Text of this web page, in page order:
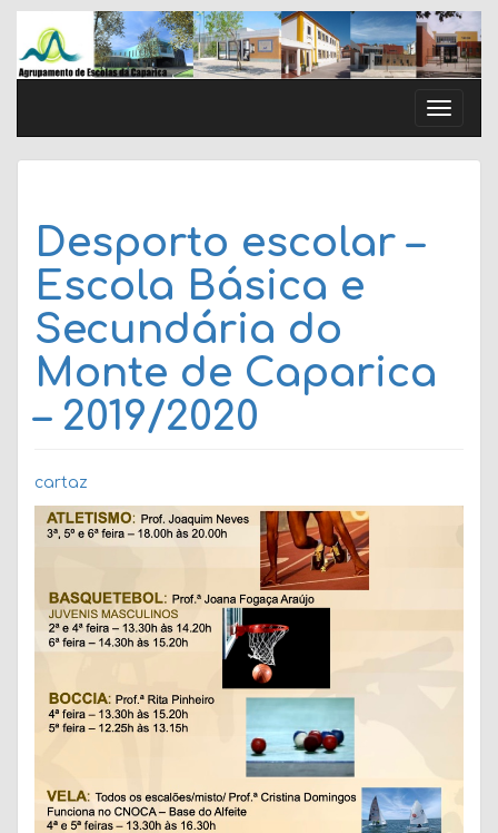
Skip
content
Toggle
Desporto escolar –
Escola Básica e
Secundária do
Monte de Caparica
– 2019/2020
cartaz